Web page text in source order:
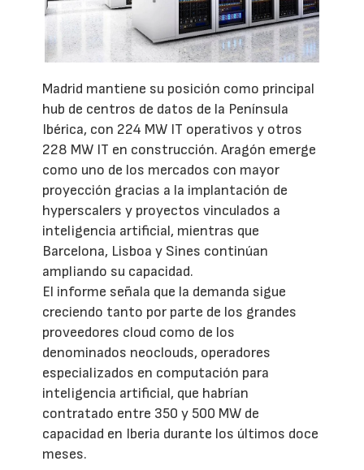
Madrid mantiene su posición como principal
hub de centros de datos de la Península
Ibérica, con 224 MW IT operativos y otros
228 MW IT en construcción. Aragón emerge
como uno de los mercados con mayor
proyección gracias a la implantación de
hyperscalers y proyectos vinculados a
inteligencia artificial, mientras que
Barcelona, Lisboa y Sines continúan
ampliando su capacidad.
El informe señala que la demanda sigue
creciendo tanto por parte de los grandes
proveedores cloud como de los
denominados neoclouds, operadores
especializados en computación para
inteligencia artificial, que habrían
contratado entre 350 y 500 MW de
capacidad en Iberia durante los últimos doce
meses.